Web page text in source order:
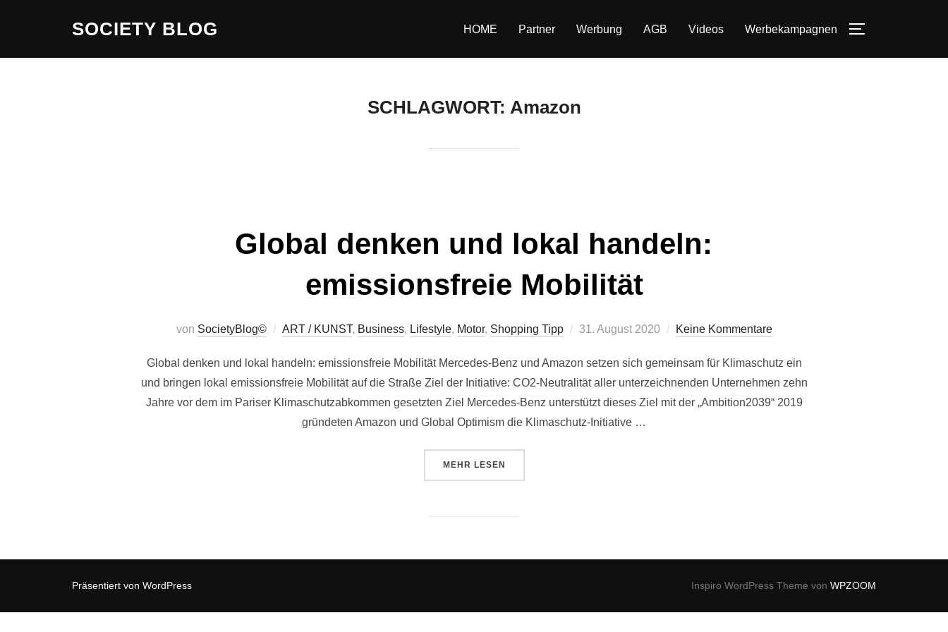
SOCIETY BLOG HOME Partner Werbung AGB Videos Werbekampagnen
SCHLAGWORT: Amazon
Global denken und lokal handeln:
emissionsfreie Mobilität
von SocietyBlog© ART / KUNST, Business, Lifestyle, Motor, Shopping Tipp
Veröffentlicht
31. August 2020 Keine Kommentare
Global denken und lokal handeln: emissionsfreie Mobilität Mercedes-Benz und Amazon setzen sich gemeinsam für Klimaschutz ein
und bringen lokal emissionsfreie Mobilität auf die Straße Ziel der Initiative: CO2-Neutralität aller unterzeichnenden Unternehmen zehn
Jahre vor dem im Pariser Klimaschutzabkommen gesetzten Ziel Mercedes-Benz unterstützt dieses Ziel mit der „Ambition2039“ 2019
gründeten Amazon und Global Optimism die Klimaschutz-Initiative …
MEHR ÜBER „GLOBAL DENKEN UND LOKAL HANDELN: EMISSIONSFREIE MOBILITÄT“
LESEN
Präsentiert von WordPress Inspiro WordPress Theme von WPZOOM